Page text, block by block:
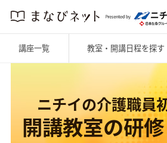
講座一覧 教室・開講日程を探す
ニチイの介護職員
開講教室の研